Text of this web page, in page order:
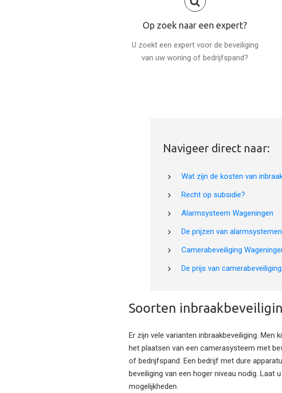
Op zoek naar een expert?
U zoekt een expert voor de beveiliging
van uw woning of bedrijfspand?
Navigeer direct naar:
Wat zijn de kosten van
Recht op subsidie?
Alarmsysteem Wageningen
De prijzen van alarmsystemen
Camerabeveiliging
De prijs van camerabeveiliging
Soorten
Er zijn vele varianten inbraakbeveiliging.
het plaatsen van een camerasysteem met
of bedrijfspand. Een bedrijf met dure
beveiliging van een hoger niveau nodig. Laat
mogelijkheden.